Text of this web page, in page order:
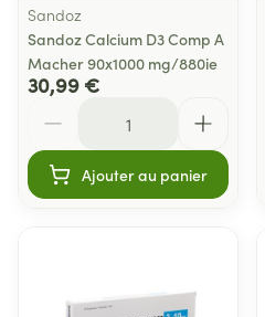
Sandoz
Sandoz Calcium D3 Comp A
Macher 90x1000 mg/880ie
30,99 €
Ajouter au panier